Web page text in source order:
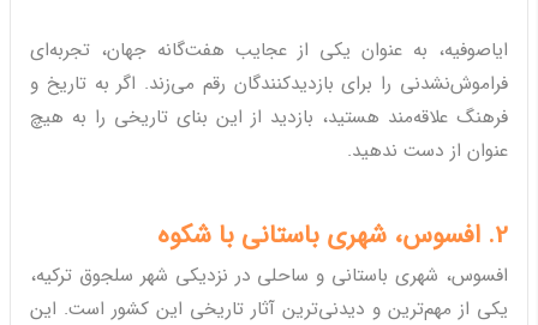
ایاصوفیه، به عنوان یکی از عجایب هفت‌گانه جهان، تجربه‌ای
فراموش‌نشدنی را برای بازدیدکنندگان رقم می‌زند. اگر به تاریخ و
فرهنگ علاقه‌مند هستید، بازدید از این بنای تاریخی را به هیچ
عنوان از دست ندهید.
2. افسوس، شهری باستانی با شکوه
افسوس، شهری باستانی و ساحلی در نزدیکی شهر سلجوق ترکیه،
یکی از مهم‌ترین و دیدنی‌ترین آثار تاریخی این کشور است. این